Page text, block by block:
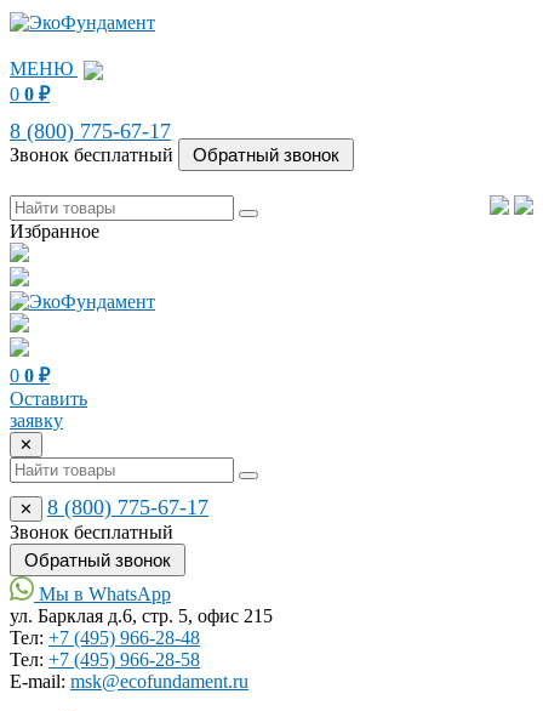
МЕНЮ
0 0 ₽
8 (800) 775-67-17
Звонок бесплатный
Избранное
0 0 ₽
Оставить
заявку
✕
✕ 8 (800) 775-67-17
Звонок бесплатный
Мы в WhatsApp
ул. Барклая д.6, стр. 5, офис 215
Тел: +7 (495) 966-28-48
Тел: +7 (495) 966-28-58
Е-mail: msk@ecofundament.ru